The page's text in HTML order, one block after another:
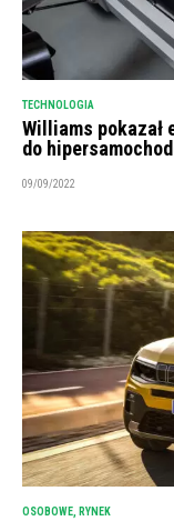
TECHNOLOGIA
Williams
do
09/09/2022
OSOBOWE RYNEK